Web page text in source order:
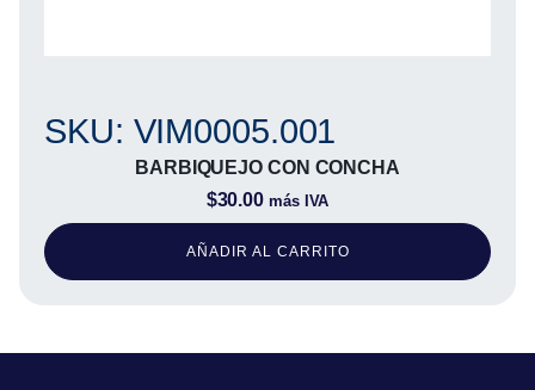
SKU: VIM0005.001
BARBIQUEJO CON CONCHA
$30.00 más IVA
AÑADIR AL CARRITO